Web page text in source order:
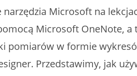
Microsoft na
Microsoft OneNote,
pomiarów w formie
Przedstawimy, jak